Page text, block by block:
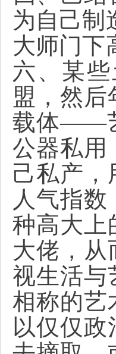
为自己制
大师门下
六、某
盟，然
载体——
公器私用
己私产，
人气指
种高大上
大佬，从
视生活与
相称的艺
以仅仅政